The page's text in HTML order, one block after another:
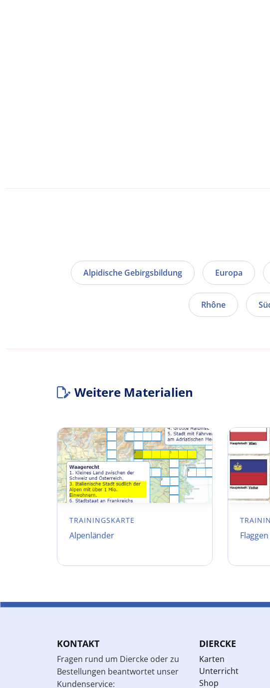
Alpidische Gebirgsbildung Europa
Rhône
Weitere Materialien
TRAININGSKARTE
Alpenländer
KONTAKT
Fragen rund um Diercke oder zu
Bestellungen beantwortet unser
Kundenservice:
DIERCKE
Karten
Unterricht
Shop